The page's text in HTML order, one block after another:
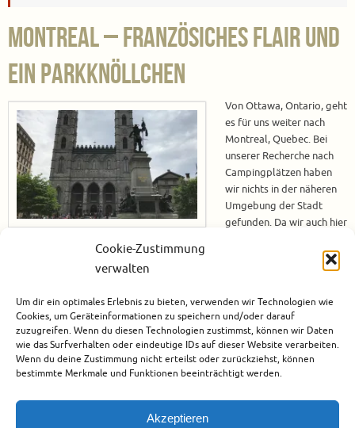
Cookie-Zustimmung
verwalten
Um dir ein optimales Erlebnis zu bieten, verwenden wir Technologien wie
Cookies, um Geräteinformationen zu speichern und/oder darauf
zuzugreifen. Wenn du diesen Technologien zustimmst, können wir Daten
wie das Surfverhalten oder eindeutige IDs auf dieser Website verarbeiten.
Wenn du deine Zustimmung nicht erteilst oder zurückziehst, können
bestimmte Merkmale und Funktionen beeinträchtigt werden.
Akzeptieren
Montreal – französiches Flair und
ein Parkknöllchen
Von Ottawa, Ontario, geht
es für uns weiter nach
Montreal, Quebec. Bei
unserer Recherche nach
Campingplätzen haben
wir nichts in der näheren
Umgebung der Stadt
gefunden. Da wir auch hier
versicherungstechnischen Gründen nicht mit dem Wohnmobil in die Stadt
fahren dürfen, müssen wir eine Alternative finde. Aber es gibt ja
und dann wird es dafür auch eine Lösung geben.…
Weiterlesen
Dezember 3, 2018 Kanada,Nordamerika,Rundreise 1